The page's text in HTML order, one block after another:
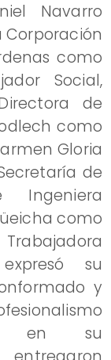
Navarro
Corporación
como
Social,
de
como
Gloria
de
Ingeniera
como
su
y
en su